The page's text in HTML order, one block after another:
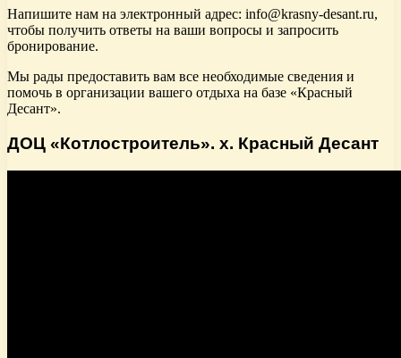
Напишите нам на электронный адрес: info@krasny-desant.ru,
чтобы получить ответы на ваши вопросы и запросить
бронирование.
Мы рады предоставить вам все необходимые сведения и
помочь в организации вашего отдыха на базе «Красный
Десант».
ДОЦ «Котлостроитель». х. Красный Десант